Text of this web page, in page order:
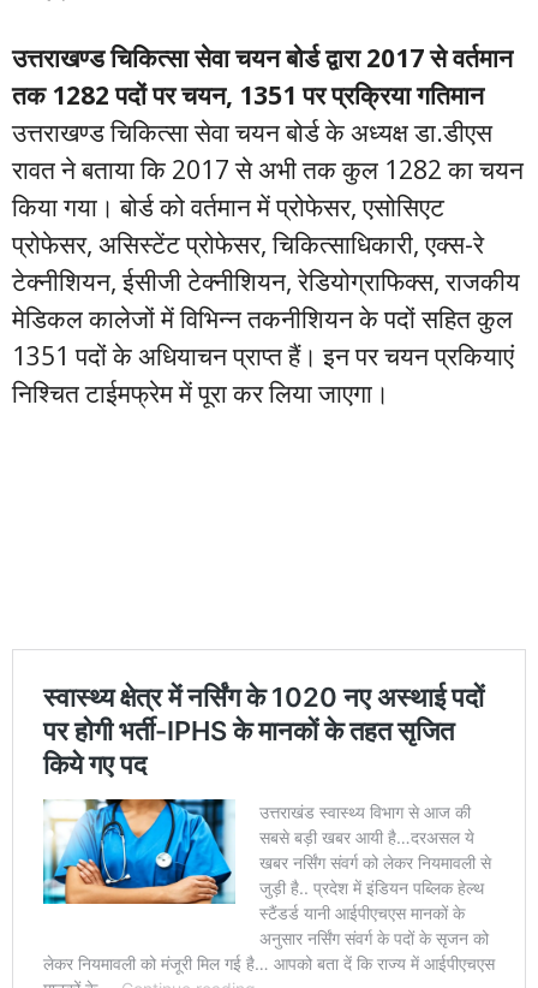
उत्तराखण्ड चिकित्सा सेवा चयन बोर्ड द्वारा 2017 से वर्तमान
तक 1282 पदों पर चयन, 1351 पर प्रक्रिया गतिमान
उत्तराखण्ड चिकित्सा सेवा चयन बोर्ड के अध्यक्ष डा.डीएस
रावत ने बताया कि 2017 से अभी तक कुल 1282 का चयन
किया गया। बोर्ड को वर्तमान में प्रोफेसर, एसोसिएट
प्रोफेसर, असिस्टेंट प्रोफेसर, चिकित्साधिकारी, एक्स-रे
टेक्नीशियन, ईसीजी टेक्नीशियन, रेडियोग्राफिक्स, राजकीय
मेडिकल कालेजों में विभिन्न तकनीशियन के पदों सहित कुल
1351 पदों के अधियाचन प्राप्त हैं। इन पर चयन प्रकियाएं
निश्चित टाईमफ्रेम में पूरा कर लिया जाएगा।